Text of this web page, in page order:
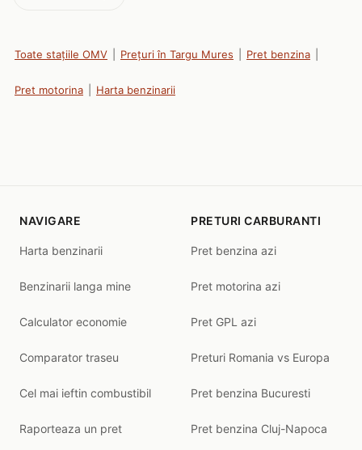
Toate stațiile OMV Prețuri în Targu Mures Pret benzina
Pret motorina Harta benzinarii
NAVIGARE
Harta benzinarii
Benzinarii langa mine
Calculator economie
Comparator traseu
Cel mai ieftin combustibil
Raporteaza un pret
PRETURI CARBURANTI
Pret benzina azi
Pret motorina azi
Pret GPL azi
Preturi Romania vs Europa
Pret benzina Bucuresti
Pret benzina Cluj-Napoca